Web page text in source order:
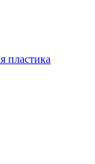
пластика